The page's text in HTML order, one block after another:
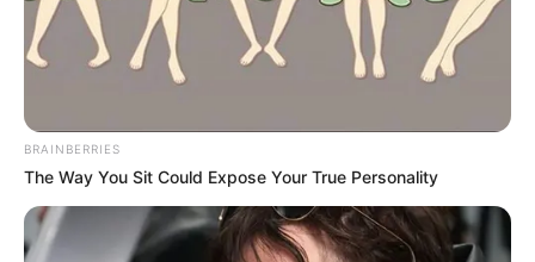
Le pronostic en or de Logic-Prono
nouvelle version en exclusivité
Les meilleurs de ces pronostics sont sur la toute
Prono V3
. Vous n’avez plus qu’à les sélectionner et
l’unique et super logiciel du Tiercé Quarté Quinté du
jour en fera la synthèse, ce qui sera peut-être le
BRAINBERRIES
The Way You Sit Could Expose Your True Personality